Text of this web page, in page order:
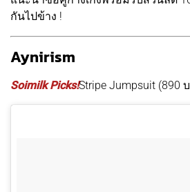
กันไปข้าง !
Aynirism
Soimilk Picks!Stripe Jumpsuit (890